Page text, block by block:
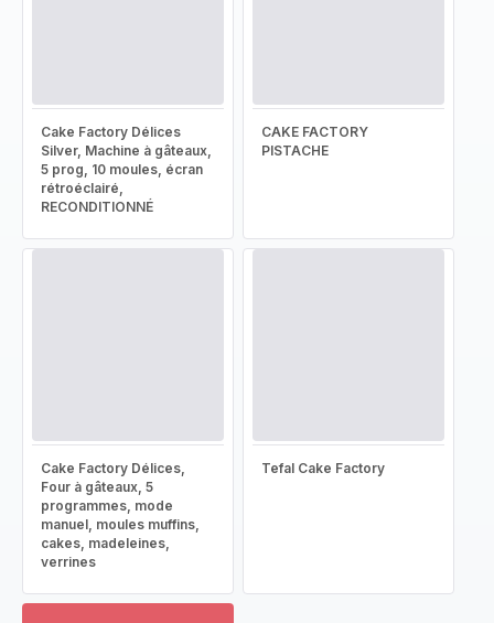
Cake Factory Délices
Silver, Machine à gâteaux,
5 prog, 10 moules, écran
rétroéclairé,
RECONDITIONNÉ
CAKE FACTORY
PISTACHE
Cake Factory Délices,
Four à gâteaux, 5
programmes, mode
manuel, moules muffins,
cakes, madeleines,
verrines
Tefal Cake Factory